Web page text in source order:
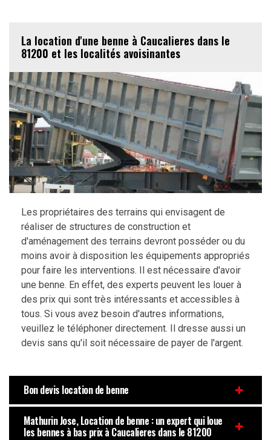
La location d'une benne à Caucalieres dans le
81200 et les localités avoisinantes
Les propriétaires des terrains qui envisagent de
réaliser de structures de construction et
d'aménagement des terrains devront posséder ou du
moins avoir à disposition les équipements appropriés
pour faire les interventions. Il est nécessaire d'avoir
une benne. En effet, des experts peuvent les louer à
des prix qui sont très intéressants et accessibles à
tous. Si vous avez besoin d'autres informations,
veuillez le téléphoner directement. Il dresse aussi un
devis sans qu'il soit nécessaire de payer de l'argent.
Bon devis location de benne
Mathurin Jose, Location de benne : un expert qui loue
les bennes à bas prix à Caucalieres dans le 81200